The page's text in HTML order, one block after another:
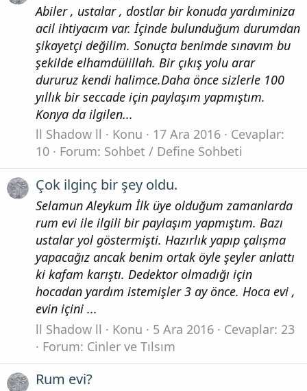
Abiler , ustalar , dostlar bir konuda yardıminiza
acil ihtiyacım var. İçinde bulunduğum durumdan
şikayetçi değilim. Sonuçta benimde sınavım bu
şekilde elhamdülillah. Bir çıkış yolu arar
dururuz kendi halimce.Daha önce sizlerle 100
yıllık bir seccade için paylaşım yapmıştım.
Konya da ilgilen...
ll Shadow ll
Konu 17 Ara 2016
Cevaplar:
10
Forum: Sohbet / Define Sohbeti
Çok ilginç bir şey oldu.
Selamun Aleykum İlk üye olduğum zamanlarda
rum evi ile ilgili bir paylaşım yapmıştım. Bazı
ustalar yol göstermişti. Hazırlık yapıp çalışma
yapacağız ancak benim ortak öyle şeyler anlattı
ki kafam karıştı. Dedektor olmadığı için
hocadan yardım istemişler 3 ay önce. Hoca evi ,
evin içini ...
ll Shadow ll
Konu 5 Ara 2016
Cevaplar: 23
Forum: Cinler ve Tılsım
Rum evi?